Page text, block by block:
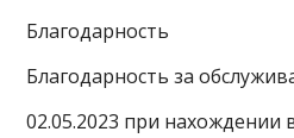
Благодарность
Благодарность за
02.05.2023 при нахождении